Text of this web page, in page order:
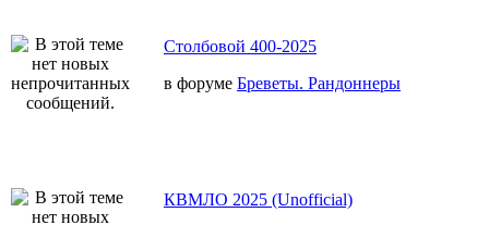
Столбовой 400-2025
в форуме Бреветы. Рандоннеры
КВМЛО 2025 (Unofficial)